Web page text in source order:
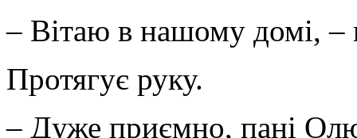
– Вітаю в нашому домі, –
Протягує руку.
– Дуже приємно, пані